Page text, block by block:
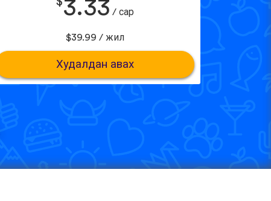
3.33 / сар
$39.99 / жил
Худалдан авах